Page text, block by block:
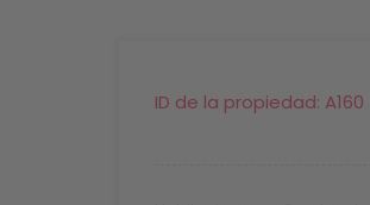
ID de la propiedad: A160